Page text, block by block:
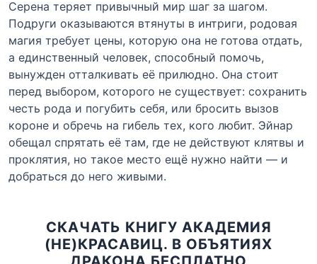
Серена теряет привычный мир шаг за шагом.
Подруги оказываются втянуты в интриги, родовая
магия требует цены, которую она не готова отдать,
а единственный человек, способный помочь,
вынужден отталкивать её прилюдно. Она стоит
перед выбором, которого не существует: сохранить
честь рода и погубить себя, или бросить вызов
короне и обречь на гибель тех, кого любит. Эйнар
обещал спрятать её там, где не действуют клятвы и
проклятия, но такое место ещё нужно найти — и
добраться до него живыми.
СКАЧАТЬ КНИГУ АКАДЕМИЯ
(НЕ)КРАСАВИЦ. В ОБЪЯТИЯХ